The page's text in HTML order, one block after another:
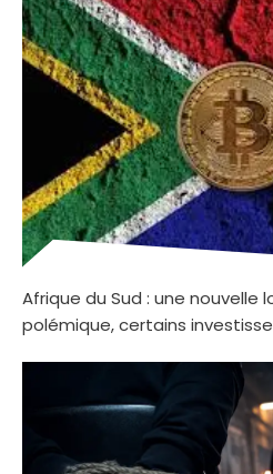
Afrique du Sud : une nouvelle
polémique, certains